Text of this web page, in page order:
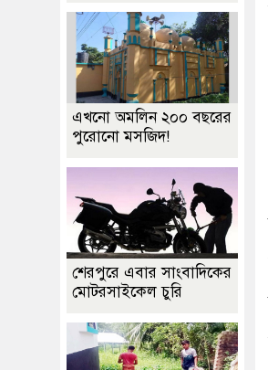
এখনো অমলিন ২০০ বছরের
পুরোনো মসজিদ!
শেরপুরে এবার সাংবাদিকের
মোটরসাইকেল চুরি